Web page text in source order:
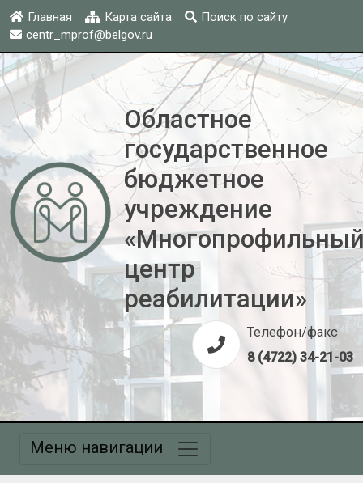
Главная Карта сайта
Поиск по сайту
centr_mprof@belgov.ru
Областное
государственное
бюджетное
учреждение
центр
реабилитации»
Телефон/факс
8 (4722) 34-21-03
Меню навигации